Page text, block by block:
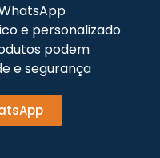
e personalizado
podem
e segurança